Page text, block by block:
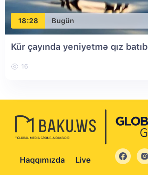
18:28 Bugün
Kür çayında yeniyetmə qız batıb
16
Haqqımızda Live